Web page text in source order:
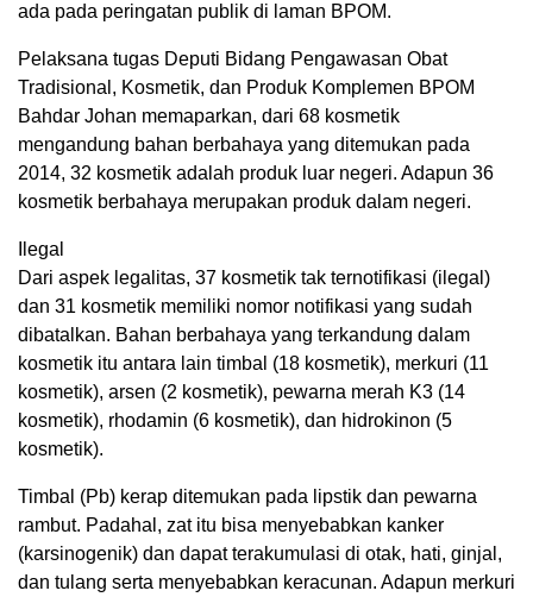
ada pada peringatan publik di laman BPOM.
Pelaksana tugas Deputi Bidang Pengawasan Obat
Tradisional, Kosmetik, dan Produk Komplemen BPOM
Bahdar Johan memaparkan, dari 68 kosmetik
mengandung bahan berbahaya yang ditemukan pada
2014, 32 kosmetik adalah produk luar negeri. Adapun 36
kosmetik berbahaya merupakan produk dalam negeri.
Ilegal
Dari aspek legalitas, 37 kosmetik tak ternotifikasi (ilegal)
dan 31 kosmetik memiliki nomor notifikasi yang sudah
dibatalkan. Bahan berbahaya yang terkandung dalam
kosmetik itu antara lain timbal (18 kosmetik), merkuri (11
kosmetik), arsen (2 kosmetik), pewarna merah K3 (14
kosmetik), rhodamin (6 kosmetik), dan hidrokinon (5
kosmetik).
Timbal (Pb) kerap ditemukan pada lipstik dan pewarna
rambut. Padahal, zat itu bisa menyebabkan kanker
(karsinogenik) dan dapat terakumulasi di otak, hati, ginjal,
dan tulang serta menyebabkan keracunan. Adapun merkuri